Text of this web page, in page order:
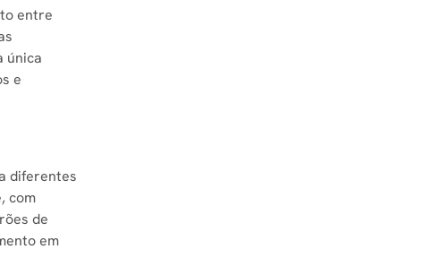
entre
única
e
diferentes
com
de
em